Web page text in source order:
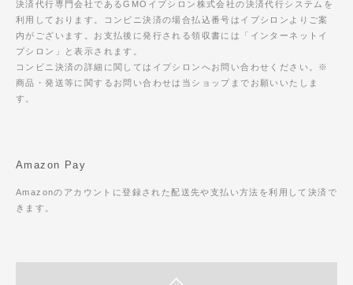
決済代行専門会社であるGMOイプシロン株式会社の決済代行システムを
利用しております。コンビニ決済の場合払込番号はイプシロンよりご案
内がございます。お支払後に発行される領収書には「インターネットイ
プシロン」と表示されます。
コンビニ決済の詳細に関してはイプシロンへお問い合わせください。※
商品・発送等に関するお問い合わせは当ショップまでお願いいたしま
す。
Amazon Pay
Amazonのアカウントに登録された配送先や支払い方法を利用して決済で
きます。